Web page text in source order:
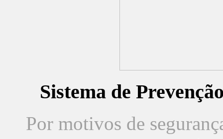
Sistema de
Por motivos de